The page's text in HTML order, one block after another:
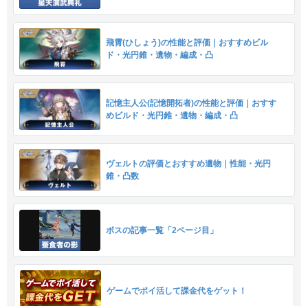
飛霄(ひしょう)の性能と評価｜おすすめビル
ド・光円錐・遺物・編成・凸
記憶主人公(記憶開拓者)の性能と評価｜おすす
めビルド・光円錐・遺物・編成・凸
ヴェルトの評価とおすすめ遺物｜性能・光円
錐・凸数
ボスの記事一覧「2ページ目」
ゲームでポイ活して課金代をゲット！